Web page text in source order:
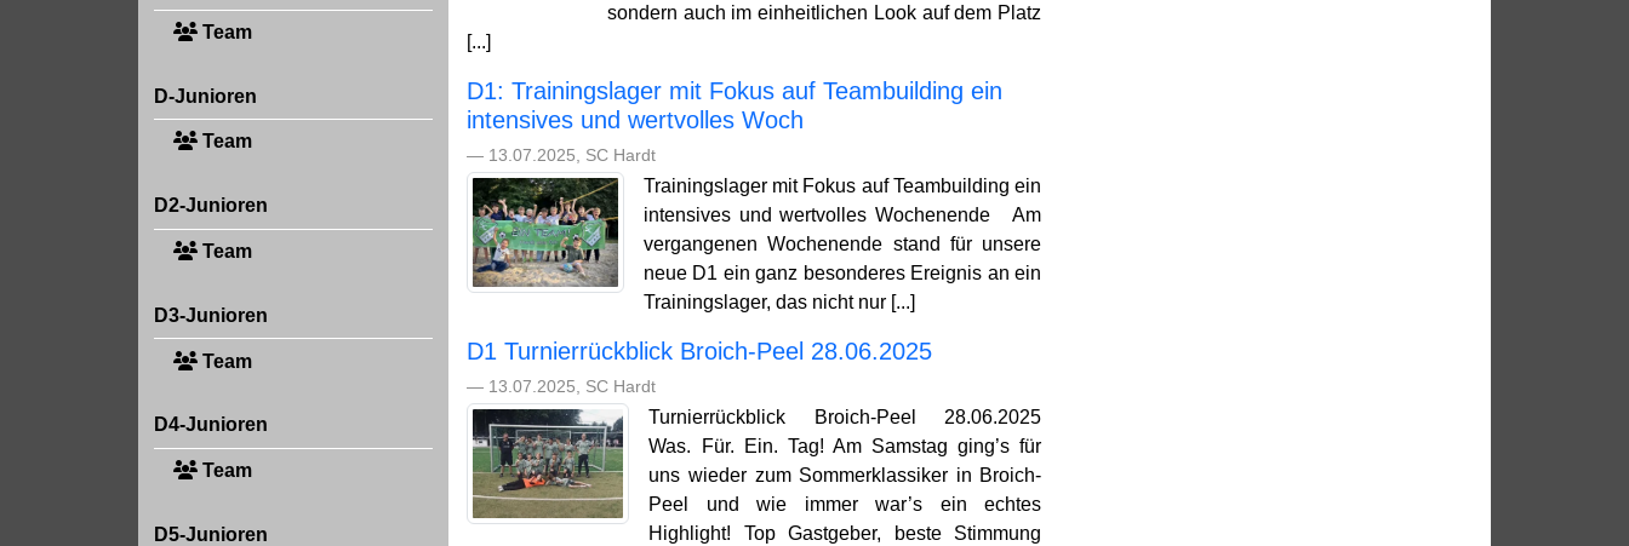
Team
D-Junioren
Team
D2-Junioren
Team
D3-Junioren
Team
D4-Junioren
Team
D5-Junioren
sondern auch im einheitlichen Look auf dem Platz
[...]
D1: Trainingslager mit Fokus auf Teambuilding ein
intensives und wertvolles Woch
— 13.07.2025, SC Hardt
Trainingslager mit Fokus auf Teambuilding ein
intensives und wertvolles Wochenende Am
vergangenen Wochenende stand für unsere
neue D1 ein ganz besonderes Ereignis an ein
Trainingslager, das nicht nur [...]
D1 Turnierrückblick Broich-Peel 28.06.2025
— 13.07.2025, SC Hardt
Turnierrückblick Broich-Peel 28.06.2025
Was. Für. Ein. Tag! Am Samstag ging’s für
uns wieder zum Sommerklassiker in Broich-
Peel und wie immer war’s ein echtes
Highlight! Top Gastgeber, beste Stimmung